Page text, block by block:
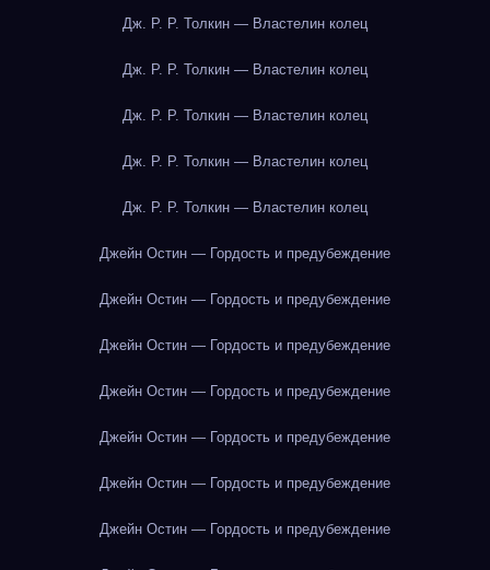
Дж. Р. Р. Толкин — Властелин колец
Дж. Р. Р. Толкин — Властелин колец
Дж. Р. Р. Толкин — Властелин колец
Дж. Р. Р. Толкин — Властелин колец
Дж. Р. Р. Толкин — Властелин колец
Джейн Остин — Гордость и предубеждение
Джейн Остин — Гордость и предубеждение
Джейн Остин — Гордость и предубеждение
Джейн Остин — Гордость и предубеждение
Джейн Остин — Гордость и предубеждение
Джейн Остин — Гордость и предубеждение
Джейн Остин — Гордость и предубеждение